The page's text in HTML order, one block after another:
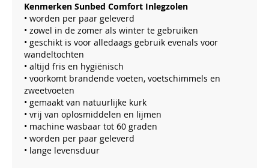
Kenmerken Sunbed Comfort Inlegzolen
• worden per paar geleverd
• zowel in de zomer als winter te gebruiken
• geschikt is voor alledaags gebruik evenals voor
wandeltochten
• altijd fris en hygiënisch
• voorkomt brandende voeten, voetschimmels en
zweetvoeten
• gemaakt van natuurlijke kurk
• vrij van oplosmiddelen en lijmen
• machine wasbaar tot 60 graden
• worden per paar geleverd
• lange levensduur